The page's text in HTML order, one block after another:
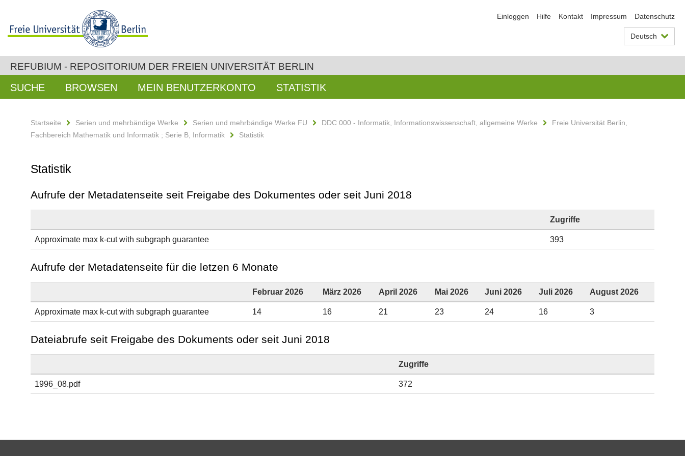
Einloggen Hilfe Kontakt Impressum Datenschutz
Deutsch
REFUBIUM - REPOSITORIUM DER FREIEN UNIVERSITÄT BERLIN
SUCHE BROWSEN MEIN BENUTZERKONTO STATISTIK
Startseite Serien und mehrbändige Werke Serien und mehrbändige Werke FU DDC 000 - Informatik, Informationswissenschaft, allgemeine Werke
Freie Universität Berlin,
Fachbereich Mathematik und Informatik ; Serie B, Informatik
Statistik
Statistik
Aufrufe der Metadatenseite seit Freigabe des Dokumentes oder seit Juni 2018
Zugriffe
Approximate max k-cut with subgraph guarantee 393
Aufrufe der Metadatenseite für die letzen 6 Monate
Februar 2026 März 2026 April 2026 Mai 2026 Juni 2026 Juli 2026 August 2026
Approximate max k-cut with subgraph guarantee 14 16 21 23 24 16 3
Dateiabrufe seit Freigabe des Dokuments oder seit Juni 2018
Zugriffe
1996_08.pdf 372